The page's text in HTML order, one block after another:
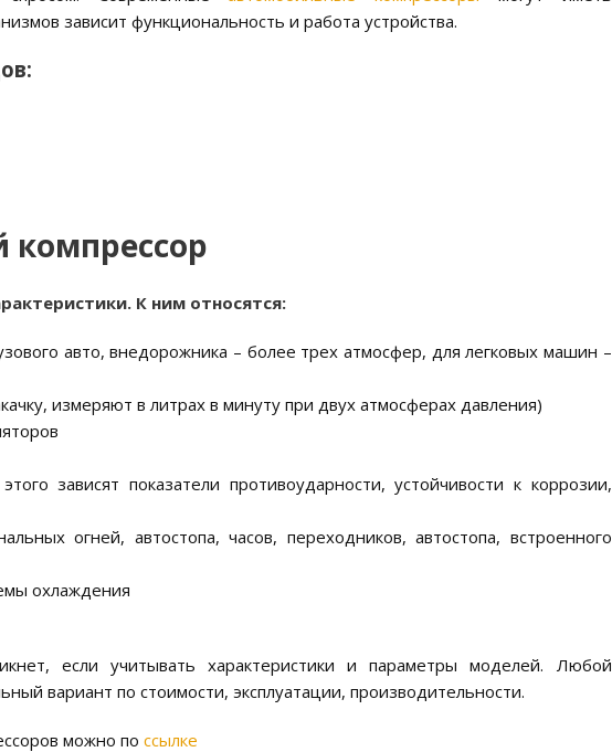
зависит функциональность и работа устройства.
компрессор
К ним относятся:
авто, внедорожника – более трех атмосфер, для легковых машин –
измеряют в литрах в минуту при двух атмосферах давления)
зависят показатели противоударности, устойчивости к коррозии,
огней, автостопа, часов, переходников, автостопа, встроенного
охлаждения
если учитывать характеристики и параметры моделей. Любой
вариант по стоимости, эксплуатации, производительности.
можно по ссылке